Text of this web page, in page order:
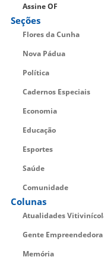
Assine OF
Seções
Flores da Cunha
Nova Pádua
Política
Cadernos Especiais
Economia
Educação
Esportes
Saúde
Comunidade
Colunas
Atualidades
Gente Empreendedora
Memória